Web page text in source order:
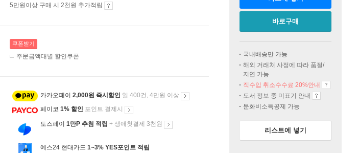
5만원이상 구매 시 2천원 추가적립
쿠폰받기
주문금액대별 할인쿠폰
카카오페이 2,000원 즉시할인 일 400건, 4만원 이상
페이코 1% 할인 포인트 결제시
토스페이 1만P 추첨 적립 + 생애첫결제 3천원
예스24 현대카드 1~3% YES포인트 적립
바로구매
국내배송만 가능
해외 거래처 사정에 따라 품절/
지연 가능
직수입 취소수수료 20%안내
도서 정보 중 미표기 안내
문화비소득공제 가능
리스트에 넣기